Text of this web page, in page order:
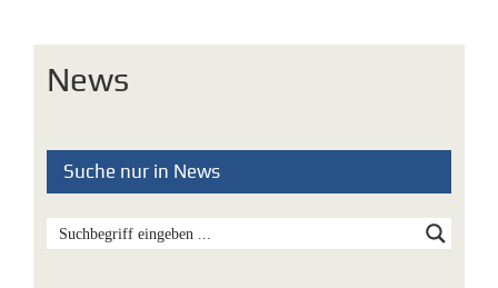
News
Suche nur in News